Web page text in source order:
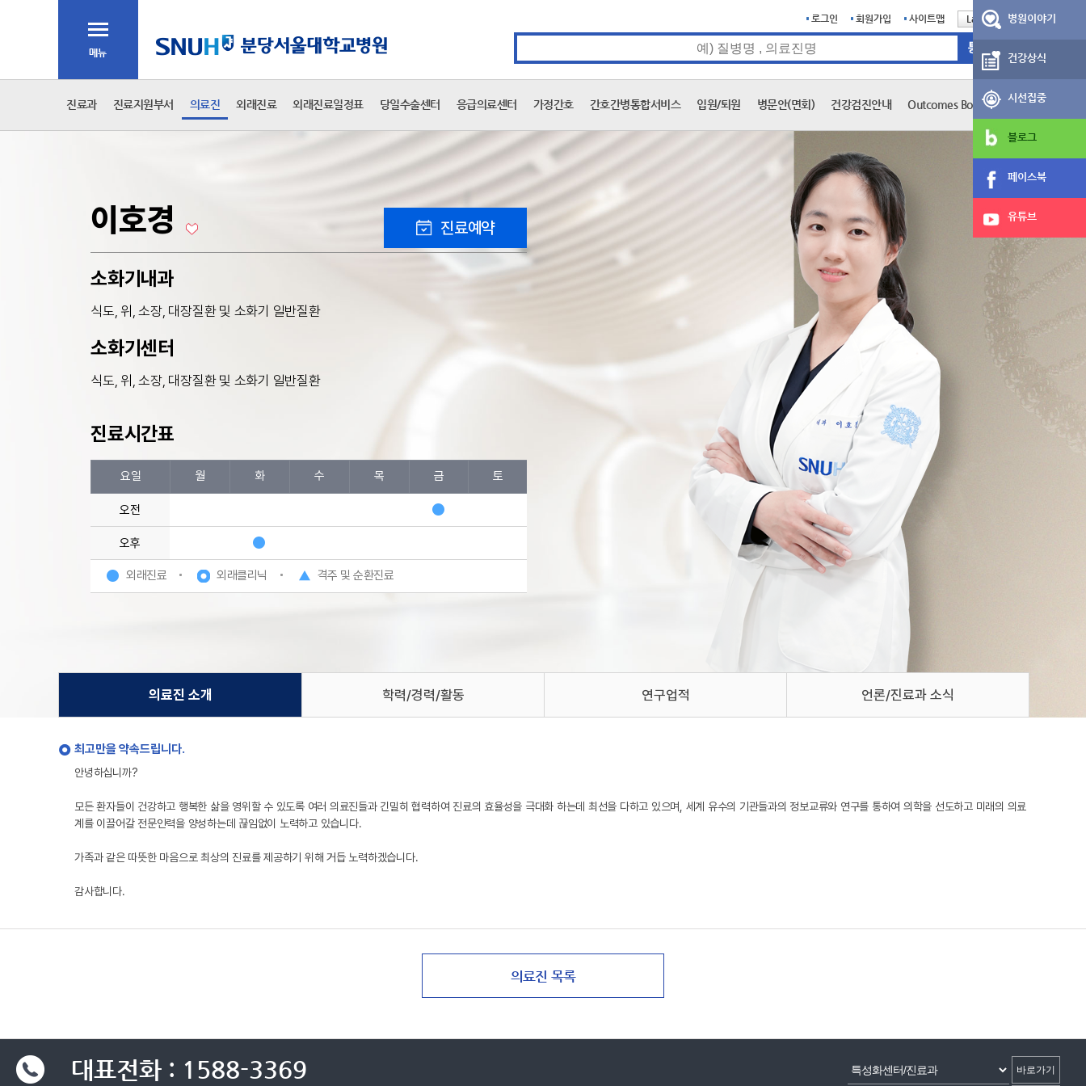
로그인 회원가입 사이트맵
Language
진료과 진료지원부서 의료진 외래진료 외래진료일정표 당일수술센터 응급의료센터 가정간호 간호간병통합서비스 입원/퇴원 병문안(면회) 건강검진안내 Outcomes Book
이호경 진료예약
소화기내과
식도, 위, 소장, 대장질환 및 소화기 일반질환
소화기센터
식도, 위, 소장, 대장질환 및 소화기 일반질환
진료시간표
요일 월 화 수 목 금 토
오전
오후
외래진료 외래클리닉 격주 및 순환진료
의료진 소개 학력/경력/활동 연구업적 언론/진료과 소식
최고만을 약속드립니다.
안녕하십니까?
모든 환자들이 건강하고 행복한 삶을 영위할 수 있도록 여러 의료진들과 긴밀히 협력하여 진료의 효율성을 극대화 하는데 최선을 다하고 있으며, 세계 유수의 기관들과의 정보교류와 연구를 통하여 의학을 선도하고 미래의 의료
계를 이끌어갈 전문인력을 양성하는데 끊임없이 노력하고 있습니다.
가족과 같은 따뜻한 마음으로 최상의 진료를 제공하기 위해 거듭 노력하겠습니다.
감사합니다.
병원이야기
건강상식
시선집중
블로그
페이스북
유튜브
대표전화 : 1588-3369